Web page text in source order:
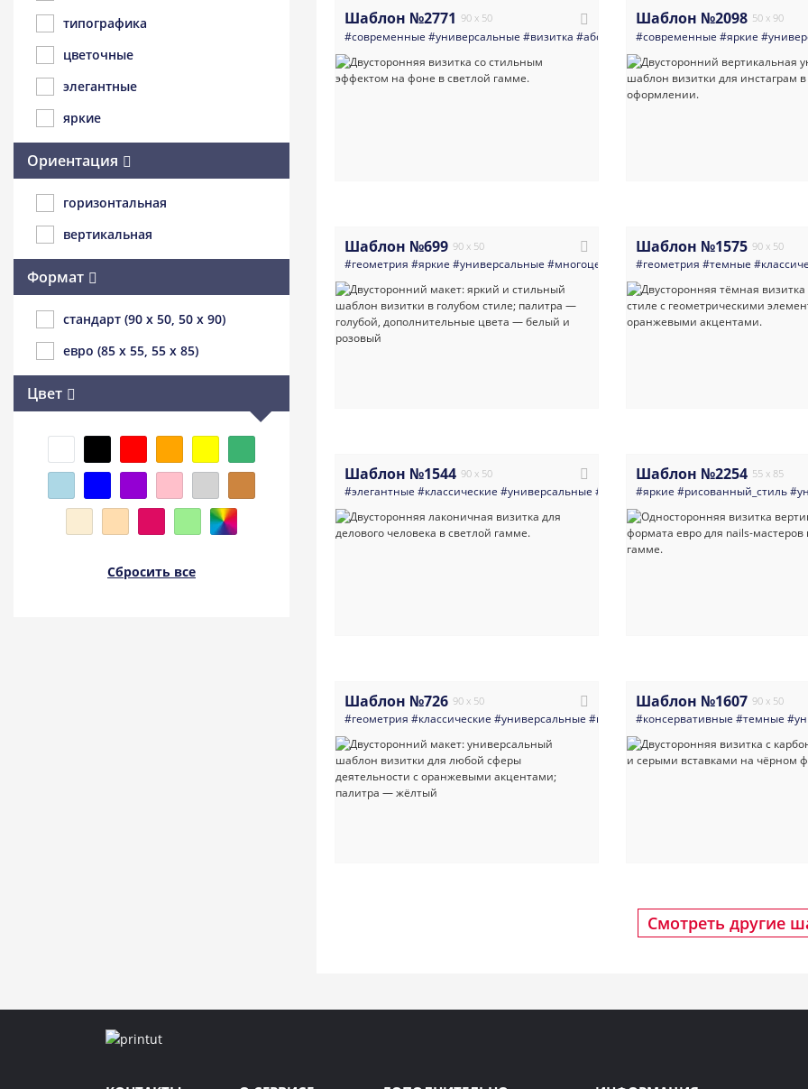
типографика
цветочные
элегантные
яркие
Ориентация
горизонтальная
вертикальная
Формат
стандарт (90 x 50, 50 x 90)
евро (85 x 55, 55 x 85)
Цвет
Сбросить все
Шаблон №2771 90 x 50
#современные #универсальные #визитка #абстракция#многоцелевые
Шаблон №2098 50 x 90
#современные #яркие
Шаблон №699 90 x 50
#геометрия #яркие #универсальные #многоцелевые #стильный
Шаблон №1575 90 x 50
#геометрия #темные
Шаблон №1544 90 x 50
#элегантные #классические #универсальные #визитка #недвижимость
Шаблон №2254 55 x 85
#яркие #рисованный_стиль
Шаблон №726 90 x 50
#геометрия #классические #универсальные #право #многоцелевые#желтый
Шаблон №1607 90 x 50
#консервативные #темные
Смотреть другие